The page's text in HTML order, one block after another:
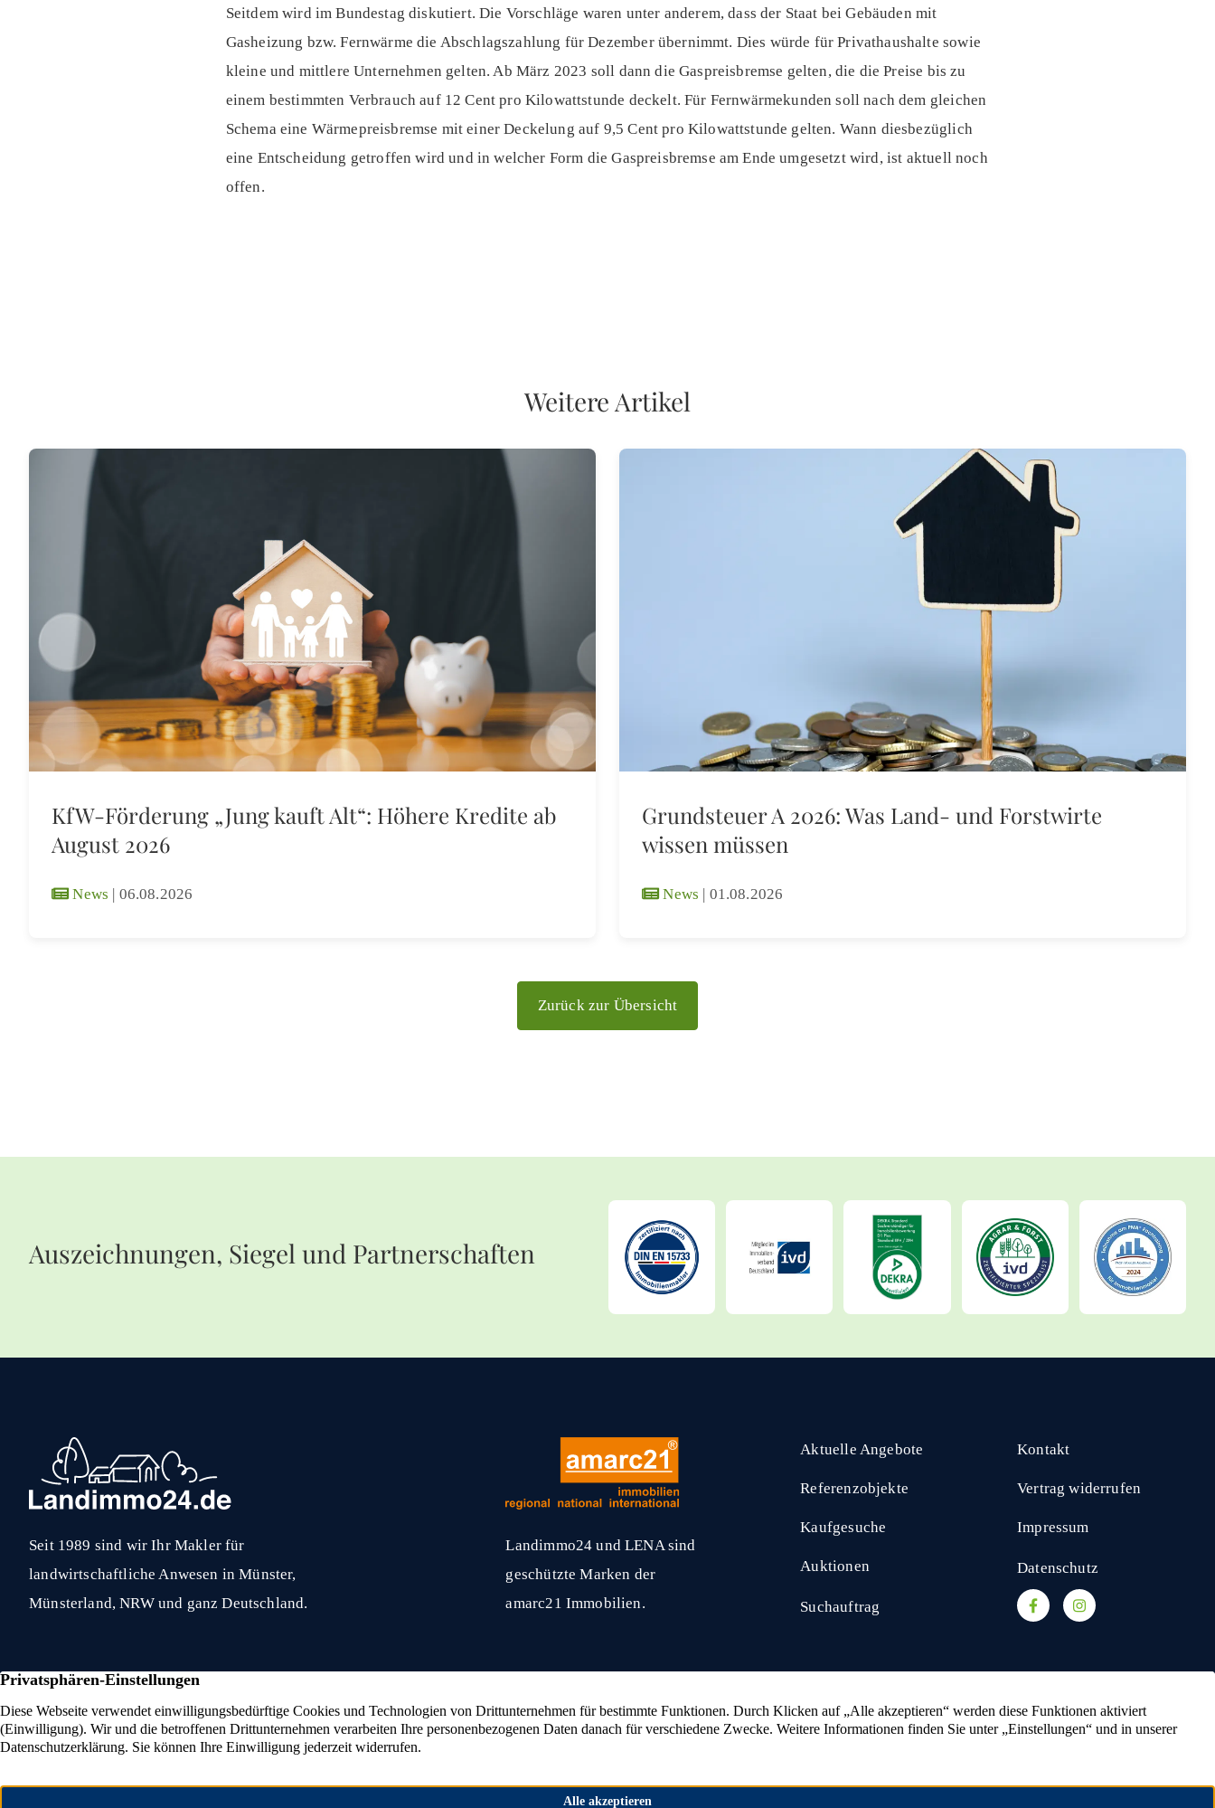
Seitdem wird im Bundestag diskutiert. Die Vorschläge waren unter anderem, dass der Staat bei Gebäuden mit
Gasheizung bzw. Fernwärme die Abschlagszahlung für Dezember übernimmt. Dies würde für Privathaushalte sowie
kleine und mittlere Unternehmen gelten. Ab März 2023 soll dann die Gaspreisbremse gelten, die die Preise bis zu
einem bestimmten Verbrauch auf 12 Cent pro Kilowattstunde deckelt. Für Fernwärmekunden soll nach dem gleichen
Schema eine Wärmepreisbremse mit einer Deckelung auf 9,5 Cent pro Kilowattstunde gelten. Wann diesbezüglich
eine Entscheidung getroffen wird und in welcher Form die Gaspreisbremse am Ende umgesetzt wird, ist aktuell noch
offen.
Weitere Artikel
KfW-Förderung „Jung kauft Alt“: Höhere Kredite ab
August 2026
News 06.08.2026
Grundsteuer A 2026: Was Land- und Forstwirte
wissen müssen
News 01.08.2026
Zurück zur Übersicht
Auszeichnungen, Siegel und Partnerschaften
Seit 1989 sind wir Ihr Makler für
landwirtschaftliche Anwesen in Münster,
Münsterland, NRW und ganz Deutschland.
Landimmo24 und LENA sind
geschützte Marken der
amarc21 Immobilien.
Aktuelle Angebote
Referenzobjekte
Kaufgesuche
Auktionen
Suchauftrag
Kontakt
Vertrag widerrufen
Impressum
Datenschutz
amarc21 Immobilien hat 4,53
Sternen
Wald verkaufen